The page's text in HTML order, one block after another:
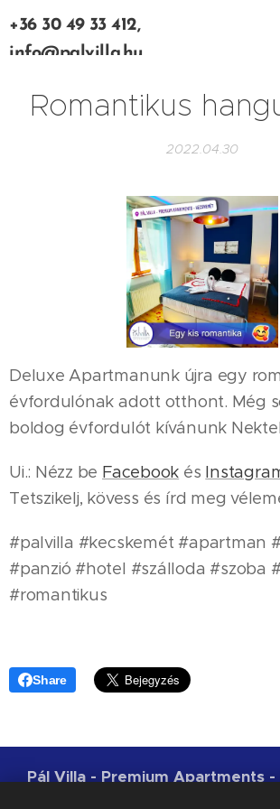
+36 30 49 33 412,
info@palvilla.hu
Romantikus
2022.04.30
Deluxe Apartmanunk újra egy
évfordulónak adott otthont. Még
boldog évfordulót kívánunk
Ui.: Nézz be Facebook és
Tetszikelj, kövess és írd meg
#palvilla #kecskemét #apartman
#panzió #hotel #szálloda #szoba
#romantikus
Share
Pál Villa - Premium Apartments